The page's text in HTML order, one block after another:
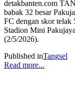
detakbanten.com
babak 32 besar
FC dengan skor telak
Stadion Mini
(2/5/2026).
Published inTangsel
Read more...